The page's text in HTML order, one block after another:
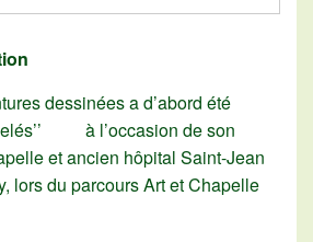
dessinées a d’abord été
à l’occasion de son
et ancien hôpital Saint-Jean
lors du parcours Art et Chapelle